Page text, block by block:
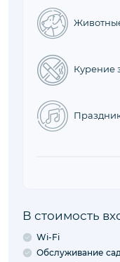
Курение
В стоимость
Wi-Fi
Обслуживание